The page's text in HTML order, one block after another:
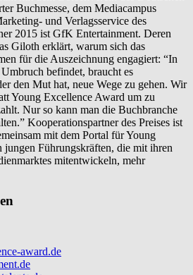
Buchmesse, dem Mediacampus
und Verlagsservice des
2015 ist GfK Entertainment. Deren
Giloth erklärt, warum sich das
für die Auszeichnung engagiert: “In
befindet, braucht es
den Mut hat, neue Wege zu gehen. Wir
Young Excellence Award um zu
Nur so kann man die Buchbranche
Kooperationspartner des Preises ist
mit dem Portal für Young
jungen Führungskräften, die mit ihren
mitentwickeln, mehr
award.de